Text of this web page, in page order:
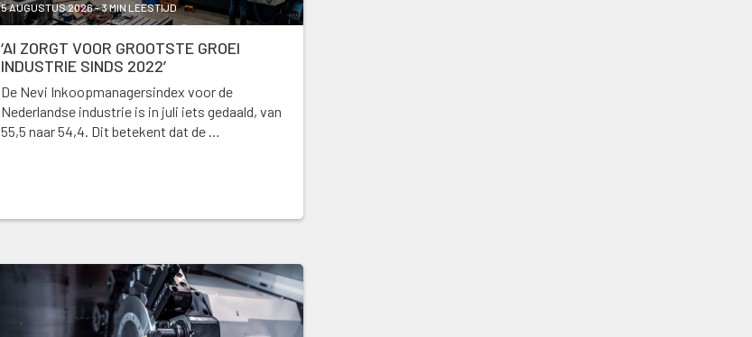
5 AUGUSTUS 2026 - 3 MIN LEESTIJD
‘AI ZORGT VOOR GROOTSTE GROEI
INDUSTRIE SINDS 2022’
De Nevi Inkoopmanagersindex voor de
Nederlandse industrie is in juli iets gedaald, van
55,5 naar 54,4. Dit betekent dat de …